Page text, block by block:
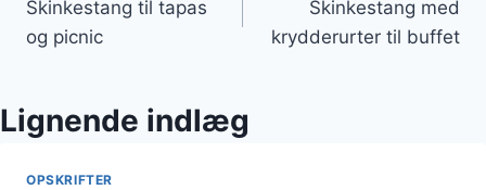
Skinkestang til tapas
og picnic
Skinkestang med
krydderurter til buffet
Lignende indlæg
OPSKRIFTER